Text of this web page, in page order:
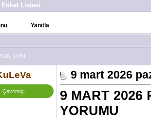
Etiket Listesi
Yanıtla
14:51
Çevrimiçi
9 mart 2026
9 MART 2026
YORUMU